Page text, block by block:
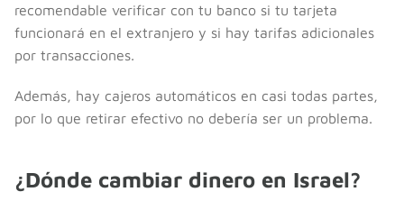
recomendable verificar con tu banco si tu tarjeta
funcionará en el extranjero y si hay tarifas adicionales
por transacciones.
Además, hay cajeros automáticos en casi todas partes,
por lo que retirar efectivo no debería ser un problema.
¿Dónde cambiar dinero en Israel?